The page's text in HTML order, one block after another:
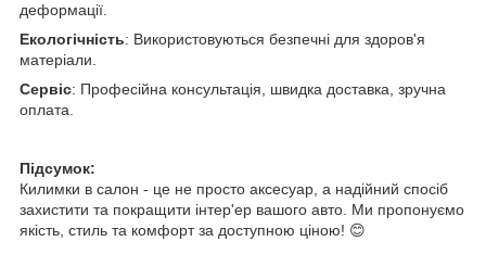
деформації.
Екологічність: Використовуються безпечні для здоров'я
матеріали.
Сервіс: Професійна консультація, швидка доставка, зручна
оплата.
Підсумок:
Килимки в салон - це не просто аксесуар, а надійний спосіб
захистити та покращити інтер'ер вашого авто. Ми пропонуємо
якість, стиль та комфорт за доступною ціною! 😊